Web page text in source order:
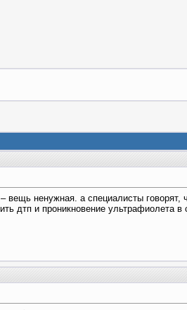
вещь ненужная. а специалисты
дтп и проникновение ультрафиолета